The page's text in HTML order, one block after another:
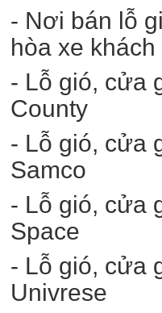
- Nơi bán lỗ
hòa xe khách
- Lỗ gió, cửa
County
- Lỗ gió, cửa
Samco
- Lỗ gió, cửa
Space
- Lỗ gió, cửa
Univrese